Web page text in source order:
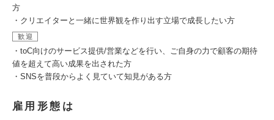
方
・クリエイターと一緒に世界観を作り出す立場で成長したい方
歓迎
・toC向けのサービス提供/営業などを行い、ご自身の力で顧客の期待
値を超えて高い成果を出された方
・SNSを普段からよく見ていて知見がある方
雇用形態は